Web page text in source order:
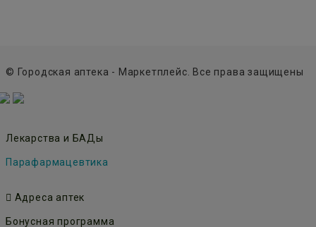
© Городская аптека - Маркетплейс. Все права защищены
Лекарства и БАДы
Парафармацевтика
Адреса аптек
Бонусная программа